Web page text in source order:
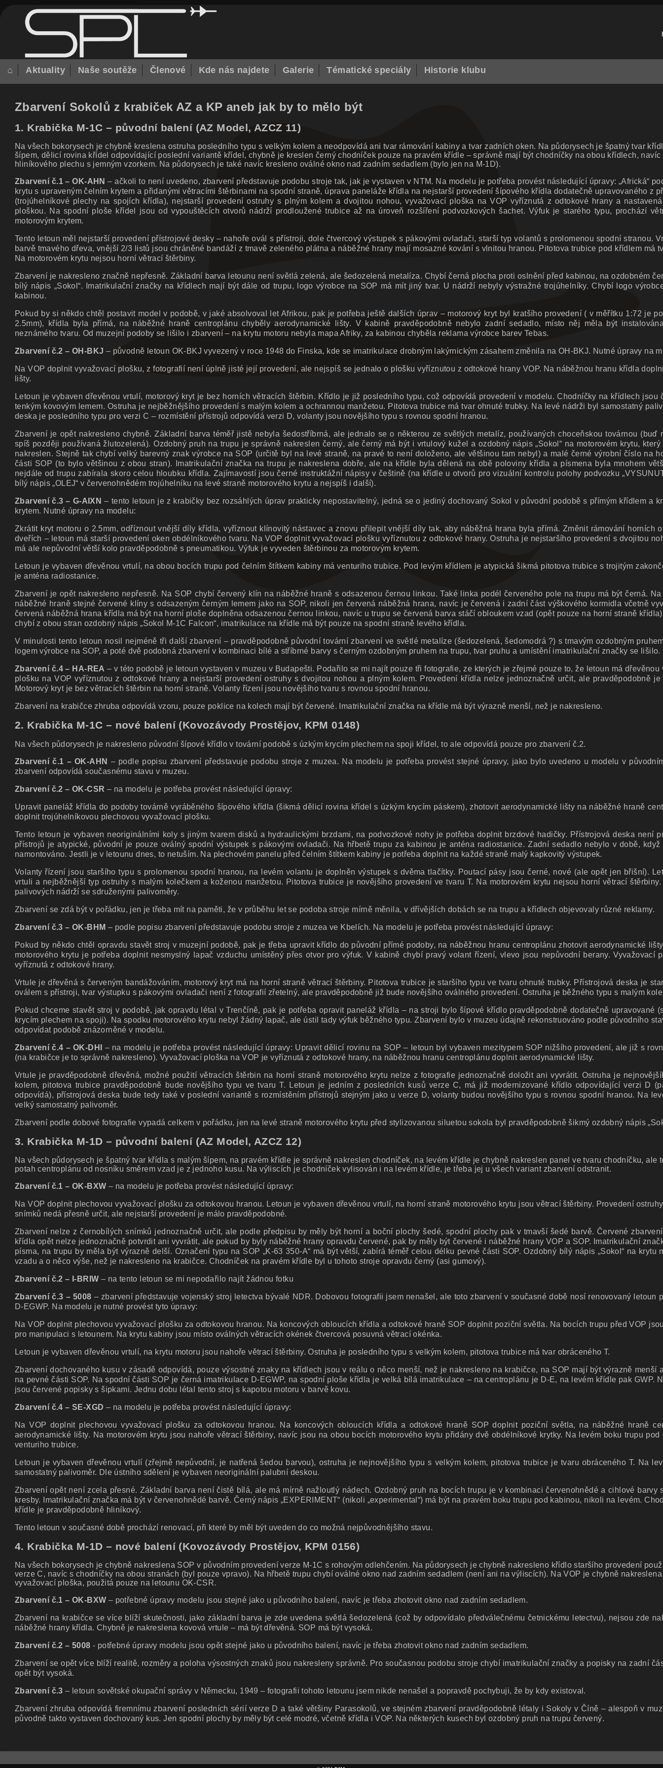
⌂ Aktuality Naše soutěže Členové Kde nás najdete Galerie Tématické speciály Historie klubu
Zbarvení Sokolů z krabiček AZ a KP aneb jak by to mělo být
1. Krabička M-1C – původní balení (AZ Model, AZCZ 11)
Na všech bokorysech je chybně kreslena ostruha posledního typu s velkým kolem a neodpovídá ani tvar rámování kabiny a tvar zadních oken. Na půdorysech je špatný tvar
šípem, dělicí rovina křídel odpovídající poslední variantě křídel, chybně je kreslen černý chodníček pouze na pravém křídle – správně mají být chodníčky na obou křídlech, navíc
hliníkového plechu s jemným vzorkem. Na půdorysech je také navíc kresleno oválné okno nad zadním sedadlem (bylo jen na M-1D).
Zbarvení č.1 – OK-AHN – ačkoli to není uvedeno, zbarvení představuje podobu stroje tak, jak je vystaven v NTM. Na modelu je potřeba provést následující úpravy: „Africká“
krytu s upraveným čelním krytem a přidanými větracími štěrbinami na spodní straně, úprava paneláže křídla na nejstarší provedení šípového křídla dodatečně upravovaného z
(trojúhelníkové plechy na spojích křídla), nejstarší provedení ostruhy s plným kolem a dvojitou nohou, vyvažovací ploška na VOP vyříznutá z odtokové hrany a
ploškou. Na spodní ploše křídel jsou od vypouštěcích otvorů nádrží prodloužené trubice až na úroveň rozšíření podvozkových šachet. Výfuk je starého typu, prochází
motorovým krytem.
Tento letoun měl nejstarší provedení přístrojové desky – nahoře ovál s přístroji, dole čtvercový výstupek s pákovými ovladači, starší typ volantů s prolomenou spodní stranou.
barvě tmavého dřeva, vnější 2/3 listů jsou chráněné bandáží z tmavě zeleného plátna a náběžné hrany mají mosazné kování s vlnitou hranou. Pitotova trubice pod křídlem má
Na motorovém krytu nejsou horní větrací štěrbiny.
Zbarvení je nakresleno značně nepřesně. Základní barva letounu není světlá zelená, ale šedozelená metalíza. Chybí černá plocha proti oslnění před kabinou, na ozdobném
bílý nápis „Sokol“. Imatrikulační značky na křídlech mají být dále od trupu, logo výrobce na SOP má mít jiný tvar. U nádrží nebyly výstražné trojúhelníky. Chybí logo
kabinou.
Pokud by si někdo chtěl postavit model v podobě, v jaké absolvoval let Afrikou, pak je potřeba ještě dalších úprav – motorový kryt byl kratšího provedení ( v měřítku 1:72 je
2.5mm), křídla byla přímá, na náběžné hraně centroplánu chyběly aerodynamické lišty. V kabině pravděpodobně nebylo zadní sedadlo, místo něj měla být
neznámého tvaru. Od muzejní podoby se lišilo i zbarvení – na krytu motoru nebyla mapa Afriky, za kabinou chyběla reklama výrobce barev Tebas.
Zbarvení č.2 – OH-BKJ – původně letoun OK-BKJ vyvezený v roce 1948 do Finska, kde se imatrikulace drobným lakýrnickým zásahem změnila na OH-BKJ. Nutné úpravy na
Na VOP doplnit vyvažovací plošku, z fotografií není úplně jisté její provedení, ale nejspíš se jednalo o plošku vyříznutou z odtokové hrany VOP. Na náběžnou hranu křídla
lišty.
Letoun je vybaven dřevěnou vrtulí, motorový kryt je bez horních větracích štěrbin. Křídlo je již posledního typu, což odpovídá provedení v modelu. Chodníčky na křídlech jsou
tenkým kovovým lemem. Ostruha je nejběžnějšího provedení s malým kolem a ochrannou manžetou. Pitotova trubice má tvar ohnuté trubky. Na levé nádrži byl samostatný
deska je posledního typu pro verzi C – rozmístění přístrojů odpovídá verzi D, volanty jsou novějšího typu s rovnou spodní hranou.
Zbarvení je opět nakresleno chybně. Základní barva téměř jistě nebyla šedostříbrná, ale jednalo se o některou ze světlých metalíz, používaných choceňskou továrnou (buď
spíš později používaná žlutozelená). Ozdobný pruh na trupu je správně nakreslen černý, ale černý má být i vrtulový kužel a ozdobný nápis „Sokol“ na motorovém krytu,
nakreslen. Stejně tak chybí velký barevný znak výrobce na SOP (určitě byl na levé straně, na pravé to není doloženo, ale většinou tam nebyl) a malé černé výrobní číslo na
části SOP (to bylo většinou z obou stran). Imatrikulační značka na trupu je nakreslena dobře, ale na křídle byla dělená na obě poloviny křídla a písmena byla mnohem
nejdále od trupu zabírala skoro celou hloubku křídla. Zajímavostí jsou černé instruktážní nápisy v češtině (na křídle u otvorů pro vizuální kontrolu polohy podvozku
bílý nápis „OLEJ“ v červenohnědém trojúhelníku na levé straně motorového krytu a nejspíš i další).
Zbarvení č.3 – G-AIXN – tento letoun je z krabičky bez rozsáhlých úprav prakticky nepostavitelný, jedná se o jediný dochovaný Sokol v původní podobě s přímým křídlem a
krytem. Nutné úpravy na modelu:
Zkrátit kryt motoru o 2.5mm, odříznout vnější díly křídla, vyříznout klínovitý nástavec a znovu přilepit vnější díly tak, aby náběžná hrana byla přímá. Změnit rámování horních
dveřích – letoun má starší provedení oken obdélníkového tvaru. Na VOP doplnit vyvažovací plošku vyříznutou z odtokové hrany. Ostruha je nejstaršího provedení s dvojitou
má ale nepůvodní větší kolo pravděpodobně s pneumatikou. Výfuk je vyveden štěrbinou za motorovým krytem.
Letoun je vybaven dřevěnou vrtulí, na obou bocích trupu pod čelním štítkem kabiny má venturiho trubice. Pod levým křídlem je atypická šikmá pitotova trubice s trojitým
je anténa radiostanice.
Zbarvení je opět nakresleno nepřesně. Na SOP chybí červený klín na náběžné hraně s odsazenou černou linkou. Také linka podél červeného pole na trupu má být černá.
náběžné hraně stejné červené klíny s odsazeným černým lemem jako na SOP, nikoli jen červená náběžná hrana, navíc je červená i zadní část výškového kormidla včetně
červená náběžná hrana křídla má být na horní ploše doplněna odsazenou černou linkou, navíc u trupu se červená barva stáčí obloukem vzad (opět pouze na horní straně
chybí z obou stran ozdobný nápis „Sokol M-1C Falcon“, imatrikulace na křídle má být pouze na spodní straně levého křídla.
V minulosti tento letoun nosil nejméně tři další zbarvení – pravděpodobně původní tovární zbarvení ve světlé metalíze (šedozelená, šedomodrá ?) s tmavým ozdobným
logem výrobce na SOP, a poté dvě podobná zbarvení v kombinaci bílé a stříbrné barvy s černým ozdobným pruhem na trupu, tvar pruhu a umístění imatrikulační značky se lišilo.
Zbarvení č.4 – HA-REA – v této podobě je letoun vystaven v muzeu v Budapešti. Podařilo se mi najít pouze tři fotografie, ze kterých je zřejmé pouze to, že letoun má dřevěnou
plošku na VOP vyříznutou z odtokové hrany a nejstarší provedení ostruhy s dvojitou nohou a plným kolem. Provedení křídla nelze jednoznačně určit, ale pravděpodobně
Motorový kryt je bez větracích štěrbin na horní straně. Volanty řízení jsou novějšího tvaru s rovnou spodní hranou.
Zbarvení na krabičce zhruba odpovídá vzoru, pouze poklice na kolech mají být červené. Imatrikulační značka na křídle má být výrazně menší, než je nakresleno.
2. Krabička M-1C – nové balení (Kovozávody Prostějov, KPM 0148)
Na všech půdorysech je nakresleno původní šípové křídlo v tovární podobě s úzkým krycím plechem na spoji křídel, to ale odpovídá pouze pro zbarvení č.2.
Zbarvení č.1 – OK-AHN – podle popisu zbarvení představuje podobu stroje z muzea. Na modelu je potřeba provést stejné úpravy, jako bylo uvedeno u modelu v
zbarvení odpovídá současnému stavu v muzeu.
Zbarvení č.2 – OK-CSR – na modelu je potřeba provést následující úpravy:
Upravit paneláž křídla do podoby továrně vyráběného šípového křídla (šikmá dělicí rovina křídel s úzkým krycím páskem), zhotovit aerodynamické lišty na náběžné hraně
doplnit trojúhelníkovou plechovou vyvažovací plošku.
Tento letoun je vybaven neoriginálními koly s jiným tvarem disků a hydraulickými brzdami, na podvozkové nohy je potřeba doplnit brzdové hadičky. Přístrojová deska není
přístrojů je atypické, původní je pouze oválný spodní výstupek s pákovými ovladači. Na hřbetě trupu za kabinou je anténa radiostanice. Zadní sedadlo nebylo v době,
namontováno. Jestli je v letounu dnes, to netuším. Na plechovém panelu před čelním štítkem kabiny je potřeba doplnit na každé straně malý kapkovitý výstupek.
Volanty řízení jsou staršího typu s prolomenou spodní hranou, na levém volantu je doplněn výstupek s dvěma tlačítky. Poutací pásy jsou černé, nové (ale opět jen břišní).
vrtuli a nejběžnější typ ostruhy s malým kolečkem a koženou manžetou. Pitotova trubice je novějšího provedení ve tvaru T. Na motorovém krytu nejsou horní větrací
palivových nádrží se sdruženými palivoměry.
Zbarvení se zdá být v pořádku, jen je třeba mít na paměti, že v průběhu let se podoba stroje mírně měnila, v dřívějších dobách se na trupu a křídlech objevovaly různé reklamy.
Zbarvení č.3 – OK-BHM – podle popisu zbarvení představuje podobu stroje z muzea ve Kbelích. Na modelu je potřeba provést následující úpravy:
Pokud by někdo chtěl opravdu stavět stroj v muzejní podobě, pak je třeba upravit křídlo do původní přímé podoby, na náběžnou hranu centroplánu zhotovit aerodynamické
motorového krytu je potřeba doplnit nesmyslný lapač vzduchu umístěný přes otvor pro výfuk. V kabině chybí pravý volant řízení, vlevo jsou nepůvodní berany. Vyvažovací
vyříznutá z odtokové hrany.
Vrtule je dřevěná s červeným bandážováním, motorový kryt má na horní straně větrací štěrbiny. Pitotova trubice je staršího typu ve tvaru ohnuté trubky. Přístrojová deska je
oválem s přístroji, tvar výstupku s pákovými ovladači není z fotografií zřetelný, ale pravděpodobně již bude novějšího oválného provedení. Ostruha je běžného typu s malým
Pokud chceme stavět stroj v podobě, jak opravdu létal v Trenčíně, pak je potřeba opravit paneláž křídla – na stroji bylo šípové křídlo pravděpodobně dodatečně upravované
krycím plechem na spoji). Na spodku motorového krytu nebyl žádný lapač, ale ústil tady výfuk běžného typu. Zbarvení bylo v muzeu údajně rekonstruováno podle původního
odpovídat podobě znázorněné v modelu.
Zbarvení č.4 – OK-DHI – na modelu je potřeba provést následující úpravy: Upravit dělicí rovinu na SOP – letoun byl vybaven mezitypem SOP nižšího provedení, ale již s
(na krabičce je to správně nakresleno). Vyvažovací ploška na VOP je vyříznutá z odtokové hrany, na náběžnou hranu centroplánu doplnit aerodynamické lišty.
Vrtule je pravděpodobně dřevěná, možné použití větracích štěrbin na horní straně motorového krytu nelze z fotografie jednoznačně doložit ani vyvrátit. Ostruha je
kolem, pitotova trubice pravděpodobně bude novějšího typu ve tvaru T. Letoun je jedním z posledních kusů verze C, má již modernizované křídlo odpovídající verzi D
odpovídá), přístrojová deska bude tedy také v poslední variantě s rozmístěním přístrojů stejným jako u verze D, volanty budou novějšího typu s rovnou spodní hranou. Na
velký samostatný palivoměr.
Zbarvení podle dobové fotografie vypadá celkem v pořádku, jen na levé straně motorového krytu před stylizovanou siluetou sokola byl pravděpodobně šikmý ozdobný nápis
3. Krabička M-1D – původní balení (AZ Model, AZCZ 12)
Na všech půdorysech je špatný tvar křídla s malým šípem, na pravém křídle je správně nakreslen chodníček, na levém křídle je chybně nakreslen panel ve tvaru chodníčku, ale
potah centroplánu od nosníku směrem vzad je z jednoho kusu. Na výliscích je chodníček vylisován i na levém křídle, je třeba jej u všech variant zbarvení odstranit.
Zbarvení č.1 – OK-BXW – na modelu je potřeba provést následující úpravy:
Na VOP doplnit plechovou vyvažovací plošku za odtokovou hranou. Letoun je vybaven dřevěnou vrtulí, na horní straně motorového krytu jsou větrací štěrbiny. Provedení
snímků nedá přesně určit, ale nejstarší provedení je málo pravděpodobné.
Zbarvení nelze z černobílých snímků jednoznačně určit, ale podle předpisu by měly být horní a boční plochy šedé, spodní plochy pak v tmavší šedé barvě. Červené
křídla opět nelze jednoznačně potvrdit ani vyvrátit, ale pokud by byly náběžné hrany opravdu červené, pak by měly být červené i náběžné hrany VOP a SOP. Imatrikulační
písma, na trupu by měla být výrazně delší. Označení typu na SOP „K-63 350-A“ má být větší, zabírá téměř celou délku pevné části SOP. Ozdobný bílý nápis „Sokol“ na krytu
vzadu a o něco výše, než je nakresleno na krabičce. Chodníček na pravém křídle byl u tohoto stroje opravdu černý (asi gumový).
Zbarvení č.2 – I-BRIW – na tento letoun se mi nepodařilo najít žádnou fotku
Zbarvení č.3 – 5008 – zbarvení představuje vojenský stroj letectva bývalé NDR. Dobovou fotografii jsem nenašel, ale toto zbarvení v současné době nosí renovovaný letoun
D-EGWP. Na modelu je nutné provést tyto úpravy:
Na VOP doplnit plechovou vyvažovací plošku za odtokovou hranou. Na koncových obloucích křídla a odtokové hraně SOP doplnit poziční světla. Na bocích trupu před VOP
pro manipulaci s letounem. Na krytu kabiny jsou místo oválných větracích okének čtvercová posuvná větrací okénka.
Letoun je vybaven dřevěnou vrtulí, na krytu motoru jsou nahoře větrací štěrbiny. Ostruha je posledního typu s velkým kolem, pitotova trubice má tvar obráceného T.
Zbarvení dochovaného kusu v zásadě odpovídá, pouze výsostné znaky na křídlech jsou v reálu o něco menší, než je nakresleno na krabičce, na SOP mají být výrazně menší
na pevné části SOP. Na spodní části SOP je černá imatrikulace D-EGWP, na spodní ploše křídla je velká bílá imatrikulace – na centroplánu je D-E, na levém křídle pak GWP.
jsou červené popisky s šipkami. Jednu dobu létal tento stroj s kapotou motoru v barvě kovu.
Zbarvení č.4 – SE-XGD – na modelu je potřeba provést následující úpravy:
Na VOP doplnit plechovou vyvažovací plošku za odtokovou hranou. Na koncových obloucích křídla a odtokové hraně SOP doplnit poziční světla, na náběžné hraně
aerodynamické lišty. Na motorovém krytu jsou nahoře větrací štěrbiny, navíc jsou na obou bocích motorového krytu přidány dvě obdélníkové krytky. Na levém boku trupu
venturiho trubice.
Letoun je vybaven dřevěnou vrtulí (zřejmě nepůvodní, je natřená šedou barvou), ostruha je nejnovějšího typu s velkým kolem, pitotova trubice je tvaru obráceného T. Na
samostatný palivoměr. Dle ústního sdělení je vybaven neoriginální palubní deskou.
Zbarvení opět není zcela přesné. Základní barva není čistě bílá, ale má mírně nažloutlý nádech. Ozdobný pruh na bocích trupu je v kombinaci červenohnědé a cihlové barvy
kresby. Imatrikulační značka má být v červenohnědé barvě. Černý nápis „EXPERIMENT“ (nikoli „experimental“) má být na pravém boku trupu pod kabinou, nikoli na levém.
křídle je pravděpodobně hliníkový.
Tento letoun v současné době prochází renovací, při které by měl být uveden do co možná nejpůvodnějšího stavu.
4. Krabička M-1D – nové balení (Kovozávody Prostějov, KPM 0156)
Na všech bokorysech je chybně nakreslena SOP v původním provedení verze M-1C s rohovým odlehčením. Na půdorysech je chybně nakresleno křídlo staršího provedení
verze C, navíc s chodníčky na obou stranách (byl pouze vpravo). Na hřbetě trupu chybí oválné okno nad zadním sedadlem (není ani na výliscích). Na VOP je chybně
vyvažovací ploška, použitá pouze na letounu OK-CSR.
Zbarvení č.1 – OK-BXW – potřebné úpravy modelu jsou stejné jako u původního balení, navíc je třeba zhotovit okno nad zadním sedadlem.
Zbarvení na krabičce se více blíží skutečnosti, jako základní barva je zde uvedena světlá šedozelená (což by odpovídalo předválečnému četnickému letectvu), nejsou zde
náběžné hrany křídla. Chybně je nakreslena kovová vrtule – má být dřevěná. SOP má být vysoká.
Zbarvení č.2 – 5008 - potřebné úpravy modelu jsou opět stejné jako u původního balení, navíc je třeba zhotovit okno nad zadním sedadlem.
Zbarvení se opět více blíží realitě, rozměry a poloha výsostných znaků jsou nakresleny správně. Pro současnou podobu stroje chybí imatrikulační značky a popisky na zadní
opět být vysoká.
Zbarvení č.3– letoun sovětské okupační správy v Německu, 1949 – fotografii tohoto letounu jsem nikde nenašel a popravdě pochybuji, že by kdy existoval.
Zbarvení zhruba odpovídá firemnímu zbarvení posledních sérií verze D a také většiny Parasokolů, ve stejném zbarvení pravděpodobně létaly i Sokoly v Číně – alespoň v
původně takto vystaven dochovaný kus. Jen spodní plochy by měly být celé modré, včetně křídla i VOP. Na některých kusech byl ozdobný pruh na trupu červený.